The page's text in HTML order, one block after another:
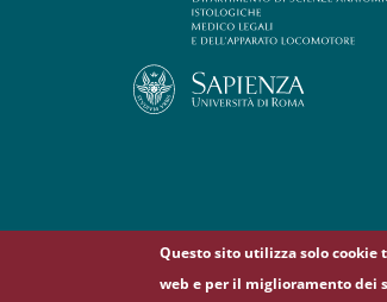
Questo sito utilizza solo
web e per il miglioramento dei